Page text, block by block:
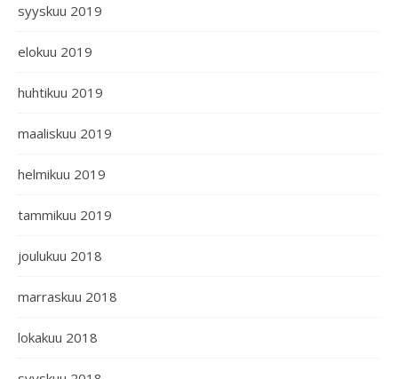
syyskuu 2019
elokuu 2019
huhtikuu 2019
maaliskuu 2019
helmikuu 2019
tammikuu 2019
joulukuu 2018
marraskuu 2018
lokakuu 2018